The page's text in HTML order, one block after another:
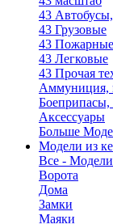
43
43 Грузовые
43
43 Легковые
43 Прочая
Аммуниция,
Аксессуары
Больше
Модели из
Все -
Ворота
Дома
Замки
Маяки